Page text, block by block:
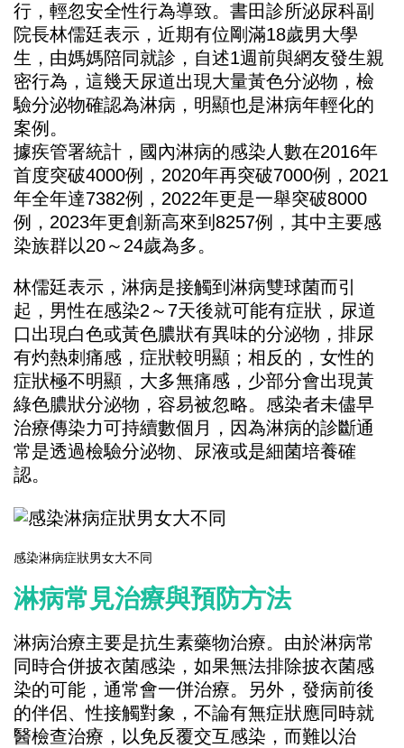
行，輕忽安全性行為導致。書田診所泌尿科副
院長林儒廷表示，近期有位剛滿18歲男大學
生，由媽媽陪同就診，自述1週前與網友發生親
密行為，這幾天尿道出現大量黃色分泌物，檢
驗分泌物確認為淋病，明顯也是淋病年輕化的
案例。
據疾管署統計，國內淋病的感染人數在2016年
首度突破4000例，2020年再突破7000例，2021
年全年達7382例，2022年更是一舉突破8000
例，2023年更創新高來到8257例，其中主要感
染族群以20～24歲為多。
林儒廷表示，淋病是接觸到淋病雙球菌而引
起，男性在感染2～7天後就可能有症狀，尿道
口出現白色或黃色膿狀有異味的分泌物，排尿
有灼熱刺痛感，症狀較明顯；相反的，女性的
症狀極不明顯，大多無痛感，少部分會出現黃
綠色膿狀分泌物，容易被忽略。感染者未儘早
治療傳染力可持續數個月，因為淋病的診斷通
常是透過檢驗分泌物、尿液或是細菌培養確
認。
感染淋病症狀男女大不同
淋病常見治療與預防方法
淋病治療主要是抗生素藥物治療。由於淋病常
同時合併披衣菌感染，如果無法排除披衣菌感
染的可能，通常會一併治療。另外，發病前後
的伴侶、性接觸對象，不論有無症狀應同時就
醫檢查治療，以免反覆交互感染，而難以治